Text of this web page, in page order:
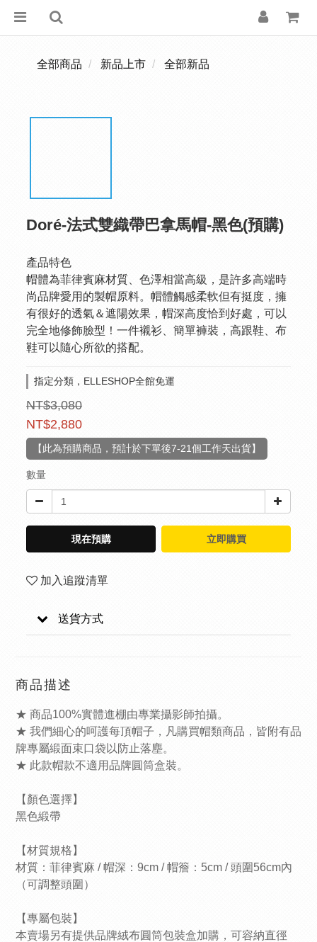
全部商品 新品上市 全部新品
Doré-法式雙織帶巴拿馬帽-黑色(預購)
產品特色
帽體為菲律賓麻材質、色澤相當高級，是許多高端時
尚品牌愛用的製帽原料。帽體觸感柔軟但有挺度，擁
有很好的透氣＆遮陽效果，帽深高度恰到好處，可以
完全地修飾臉型！一件襯衫、簡單褲裝，高跟鞋、布
鞋可以隨心所欲的搭配。
指定分類，ELLESHOP全館免運
NT$3,080
NT$2,880
【此為預購商品，預計於下單後7-21個工作天出貨】
數量
現在預購 立即購買
加入追蹤清單
送貨方式
商品描述
★ 商品100%實體進棚由專業攝影師拍攝。
★ 我們細心的呵護每頂帽子，凡購買帽類商品，皆附有品
牌專屬緞面束口袋以防止落塵。
★ 此款帽款不適用品牌圓筒盒裝。
【顏色選擇】
黑色緞帶
【材質規格】
材質：菲律賓麻 / 帽深：9cm / 帽簷：5cm / 頭圍56cm內
（可調整頭圍）
【專屬包裝】
本賣場另有提供品牌絨布圓筒包裝盒加購，可容納直徑